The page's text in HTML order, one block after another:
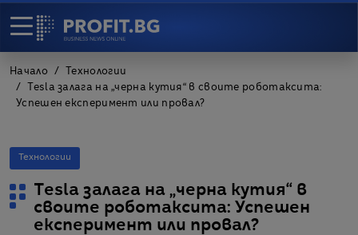
Начало
Технологии
Tesla залага на „черна кутия“ в своите роботаксита:
Успешен експеримент или провал?
Технологии
Tesla залага на „черна кутия“ в
своите роботаксита: Успешен
експеримент или провал?